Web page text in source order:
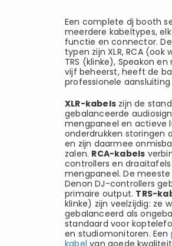
Een complete dj booth
meerdere kabeltypes,
functie en connector.
typen zijn XLR, RCA
TRS (klinke), Speakon
vijf beheerst, heeft de
professionele
XLR-kabels zijn de
gebalanceerde
mengpaneel en actieve
onderdrukken storingen
en zijn daarmee
zalen. RCA-kabels
controllers en
mengpaneel. De meeste
Denon DJ-controllers
primaire output. TRS-
klinke) zijn veelzijdig: ze
gebalanceerd als
standaard voor
en studiomonitoren. Een